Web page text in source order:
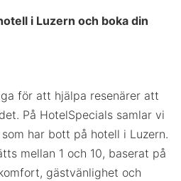
i Luzern och boka din
för att hjälpa resenärer att
På HotelSpecials samlar vi
har bott på hotell i Luzern.
mellan 1 och 10, baserat på
gästvänlighet och